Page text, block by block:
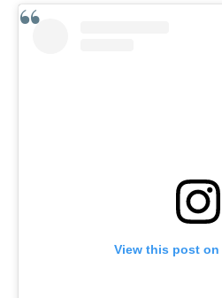
View this post on